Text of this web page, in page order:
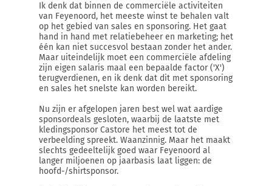
Ik denk dat binnen de commerciële activiteiten
van Feyenoord, het meeste winst te behalen valt
op het gebied van sales en sponsoring. Het gaat
hand in hand met relatiebeheer en marketing; het
één kan niet succesvol bestaan zonder het ander.
Maar uiteindelijk moet een commerciële afdeling
zijn eigen salaris maal een bepaalde factor ('X')
terugverdienen, en ik denk dat dit met sponsoring
en sales het snelste kan worden bereikt.
Nu zijn er afgelopen jaren best wel wat aardige
sponsordeals gesloten, waarbij de laatste met
kledingsponsor Castore het meest tot de
verbeelding spreekt. Waanzinnig. Maar het maakt
slechts gedeeltelijk goed waar Feyenoord al
langer miljoenen op jaarbasis laat liggen: de
hoofd-/shirtsponsor.